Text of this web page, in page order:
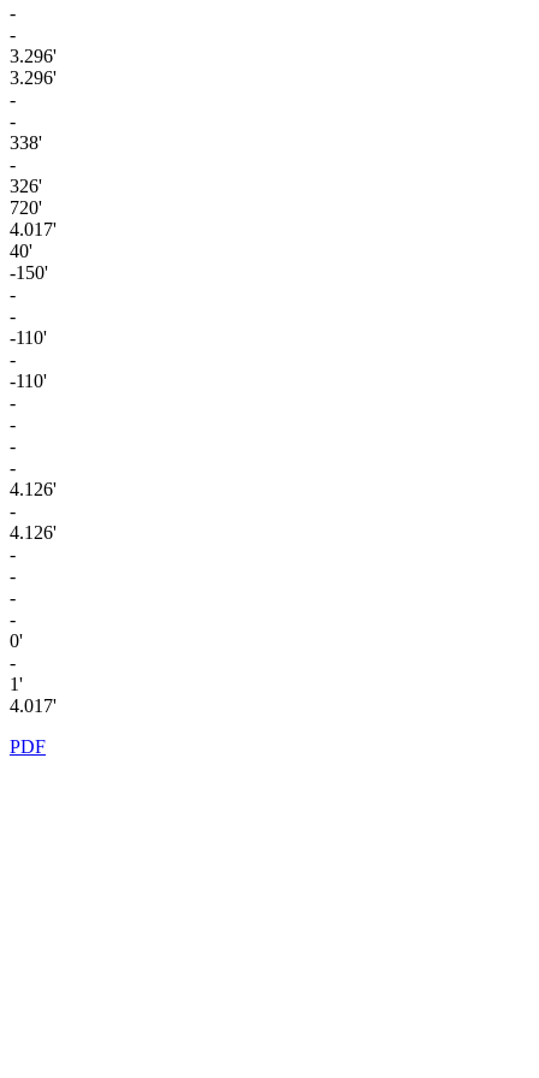
-
-
3.296'
3.296'
-
-
338'
-
326'
720'
4.017'
40'
-150'
-
-
-110'
-
-110'
-
-
-
-
4.126'
-
4.126'
-
-
-
-
0'
-
1'
4.017'
PDF